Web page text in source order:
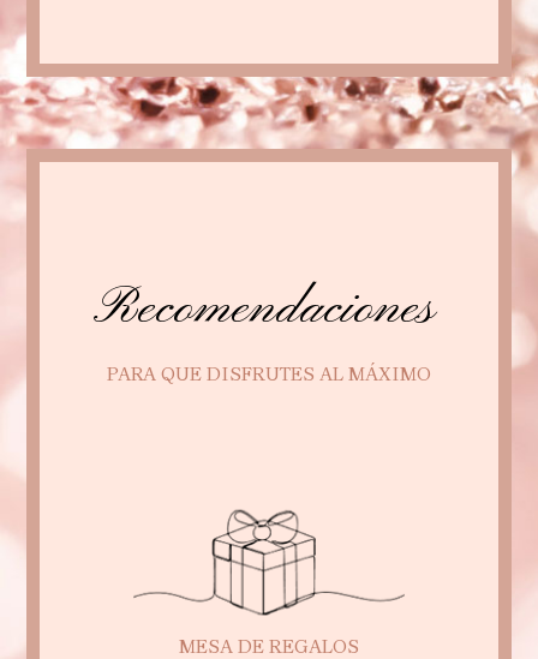
Recomendaciones
PARA QUE DISFRUTES AL MÁXIMO
MESA DE REGALOS